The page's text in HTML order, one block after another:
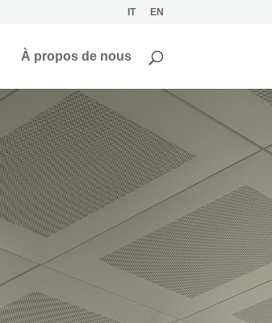
IT EN
À propos de nous